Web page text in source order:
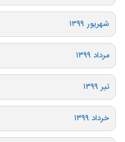
شهریور ۱۳۹۹
مرداد ۱۳۹۹
تیر ۱۳۹۹
خرداد ۱۳۹۹